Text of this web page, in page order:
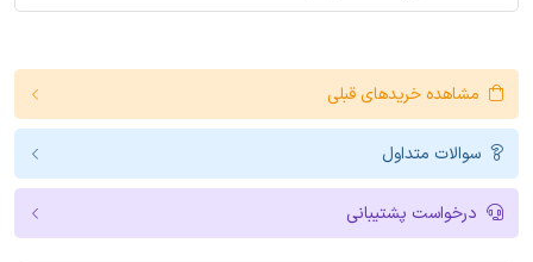
مشاهده خریدهای قبلی
سوالات متداول
درخواست پشتیبانی